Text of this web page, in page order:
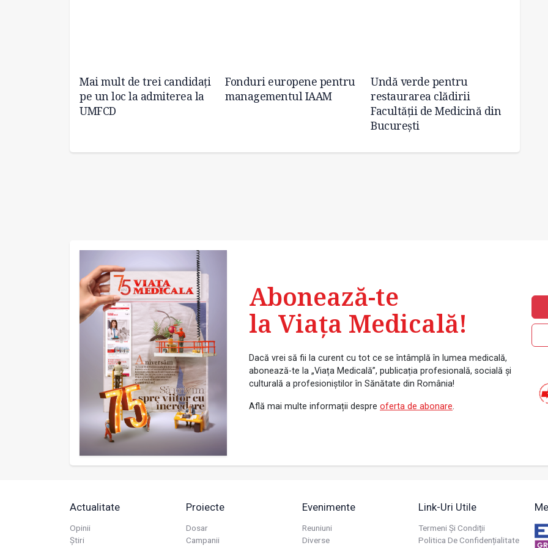
Mai mult de trei candidați
pe un loc la admiterea la
UMFCD
Fonduri europene pentru
managementul IAAM
Undă verde pentru
restaurarea clădirii
Facultății de Medicină din
București
Abonează-te
la Viața Medicală!
Dacă vrei să fii la curent cu tot ce se întâmplă în lumea medicală,
abonează-te la „Viața Medicală”, publicația profesională, socială și
culturală a profesioniștilor în Sănătate din România!
Află mai multe informații despre oferta de abonare.
Actualitate
Opinii
Știri
Proiecte
Dosar
Campanii
Evenimente
Reuniuni
Diverse
Link-Uri Utile
Termeni Și Condiții
Politica De Confidențialitate